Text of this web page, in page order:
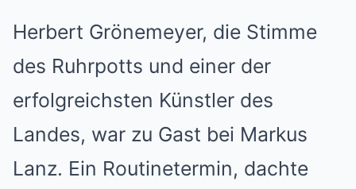
Herbert Grönemeyer, die Stimme
des Ruhrpotts und einer der
erfolgreichsten Künstler des
Landes, war zu Gast bei Markus
Lanz. Ein Routinetermin, dachte